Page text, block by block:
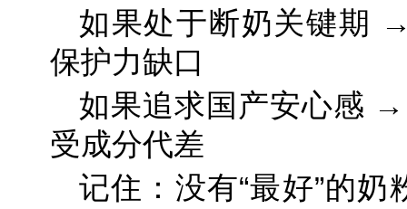
如果处于断奶关键期
保护力缺口
如果追求国产安心感
受成分代差
记住：没有“最好”的奶